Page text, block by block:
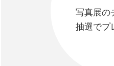
写真展の
抽選でプ